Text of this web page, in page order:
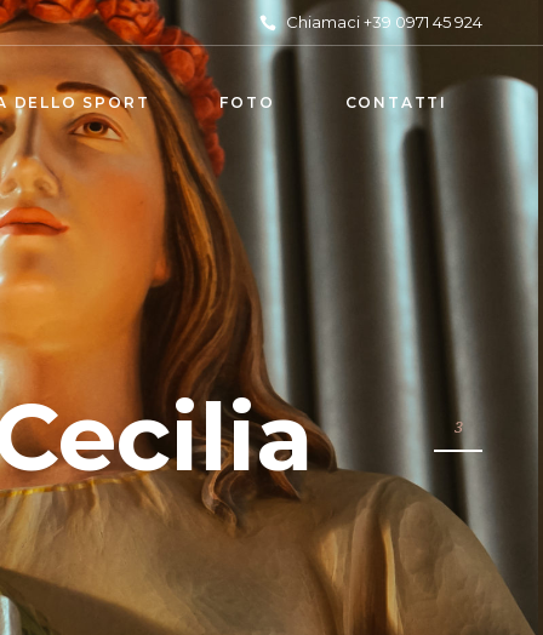
Chiamaci +39 0971 45 924
DELLO SPORT FOTO CONTATTI